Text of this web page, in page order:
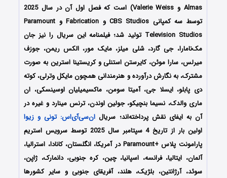
Almas و Valerie Weiss) است که فصل اول آن در سال 2025
توسط سه کمپانی CBS Studios و Fabrication و Paramount
Television Studios تولید شد؛ فیلمنامه این سریال را نیز جان
مک‌نامارا، جی گارد، شلی میلز، مایک مور، الکس ریمن، جوزف
میرلس، سارا موئن، کایرستن استنلی و کریستینا استرین به صورت
مشترک، به نگارش درآورده و هنرمندانی همچونمایکل وترلی،کوته
دی پابلو،ایسلا جی،آمیتا سومن، ماکسیمیلیان اوسینسکی، ان
ماری والدک، نسیما بنچیکو،جولین اوندن،ترنس مینارد و غیره در
آن به ایفای نقش پرداخته‌اند؛ سریال ان‌سی‌آی‌اس: تونی و زیوا
اولین بار از تاریخ 4 سپتامبر سال 2025 توسط سرویس استریم
پارامونت پلاس +Paramount در آمریکا، انگلستان، کانادا، استرالیا،
آلمان، ایتالیا، فرانسه، اسپانیا، چین، کره جنوبی، دانمارک، ژاپن،
سوئد، آرژانتین، بلژیک، هلند، آفریقای جنوبی و سایر کشورها